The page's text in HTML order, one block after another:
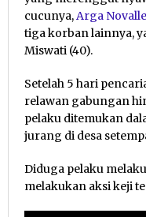
cucunya,Arga
tiga korban lainnya,
Miswati (40).
Setelah 5 hari
relawan gabungan
pelaku ditemukan
jurang di desa
Diduga pelaku
melakukan aksi keji